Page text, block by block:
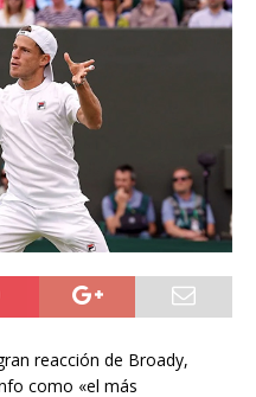
reacción de Broady,
como «el más